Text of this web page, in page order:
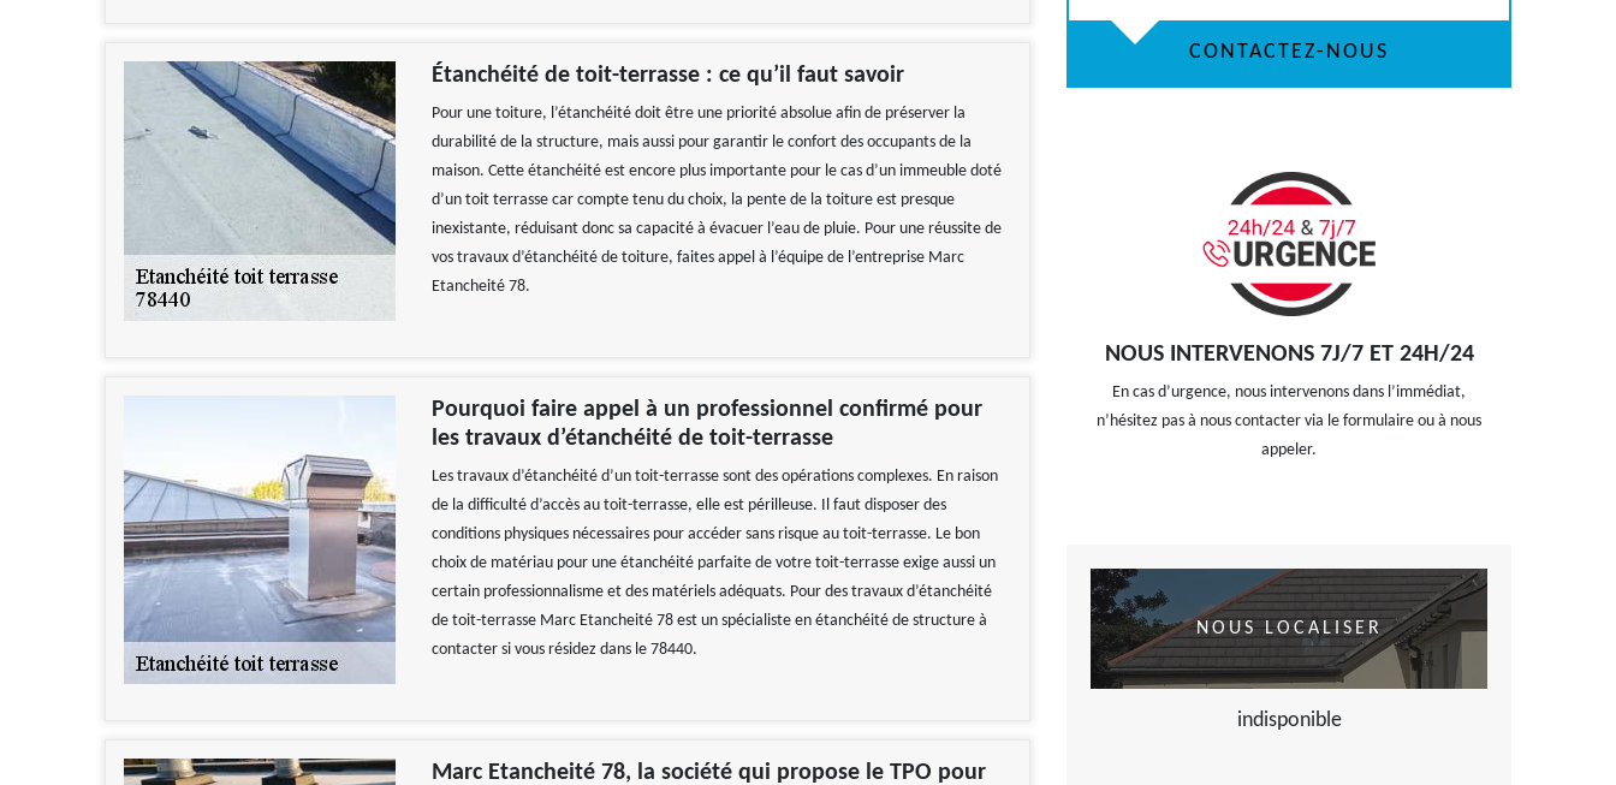
Étanchéité de toit-terrasse : ce qu’il faut savoir
Pour une toiture, l’étanchéité doit être une priorité absolue afin de préserver la
durabilité de la structure, mais aussi pour garantir le confort des occupants de la
maison. Cette étanchéité est encore plus importante pour le cas d’un immeuble doté
d’un toit terrasse car compte tenu du choix, la pente de la toiture est presque
inexistante, réduisant donc sa capacité à évacuer l’eau de pluie. Pour une réussite de
vos travaux d’étanchéité de toiture, faites appel à l’équipe de l’entreprise Marc
Etancheité 78.
Pourquoi faire appel à un professionnel confirmé pour
les travaux d’étanchéité de toit-terrasse
Les travaux d’étanchéité d’un toit-terrasse sont des opérations complexes. En raison
de la difficulté d’accès au toit-terrasse, elle est périlleuse. Il faut disposer des
conditions physiques nécessaires pour accéder sans risque au toit-terrasse. Le bon
choix de matériau pour une étanchéité parfaite de votre toit-terrasse exige aussi un
certain professionnalisme et des matériels adéquats. Pour des travaux d’étanchéité
de toit-terrasse Marc Etancheité 78 est un spécialiste en étanchéité de structure à
contacter si vous résidez dans le 78440.
Marc Etancheité 78, la société qui propose le TPO pour
CONTACTEZ-NOUS
NOUS INTERVENONS 7J/7 ET 24H/24
En cas d’urgence, nous intervenons dans l’immédiat,
n’hésitez pas à nous contacter via le formulaire ou à nous
appeler.
NOUS LOCALISER
indisponible